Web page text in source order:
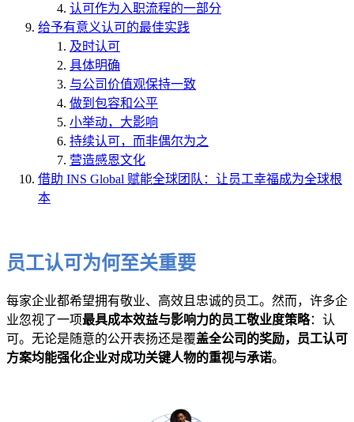
认可作为入职流程的一部分
给予有意义认可的最佳实践
及时认可
具体明确
与公司价值观保持一致
做到包容和公平
小举动，大影响
持续认可，而非偶尔为之
营造感恩文化
借助 INS Global 赋能全球团队：让员工幸福成为全球根
本
员工认可为何至关重要
每家企业都希望拥有敬业、高效且忠诚的员工。然而，许多企
业忽视了一项最具成本效益与影响力的员工敬业度策略：认
可。无论是随意的公开表扬还是覆盖全公司的奖励，员工认可
方案均能强化企业对成功关键人物的重视与承诺。